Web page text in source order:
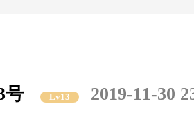
号 Lv13
2019-11-30